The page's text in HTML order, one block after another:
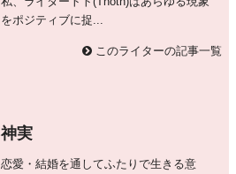
をポジティブに捉...
このライターの記事一覧
神実
恋愛・結婚を通してふたりで生きる意